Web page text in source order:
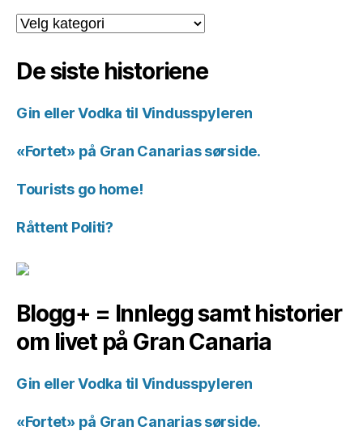
Kategorier
for
De siste historiene
Gin eller Vodka til Vindusspyleren
«Fortet» på Gran Canarias sørside.
Tourists go home!
Råttent Politi?
Blogg+ = Innlegg samt historier
om livet på Gran Canaria
Gin eller Vodka til Vindusspyleren
«Fortet» på Gran Canarias sørside.